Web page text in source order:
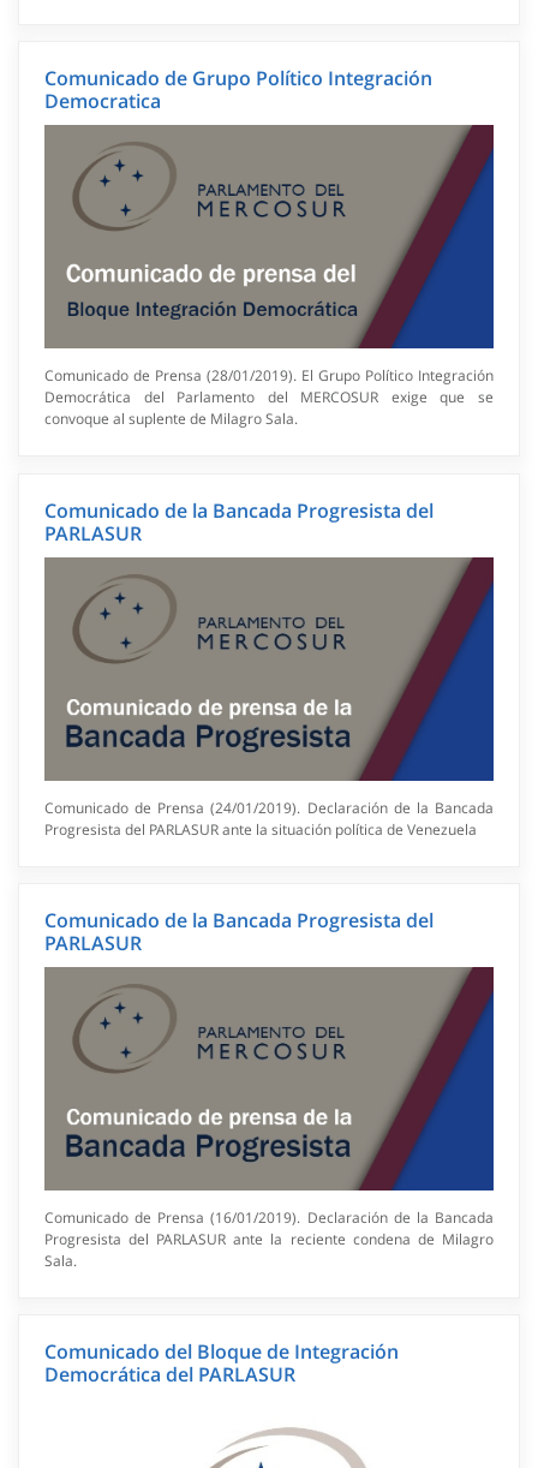
Comunicado de Grupo Político Integración
Democratica
Comunicado de Prensa (28/01/2019). El Grupo Político Integración
Democrática del Parlamento del MERCOSUR exige que se
convoque al suplente de Milagro Sala.
Comunicado de la Bancada Progresista del
PARLASUR
Comunicado de Prensa (24/01/2019). Declaración de la Bancada
Progresista del PARLASUR ante la situación política de Venezuela
Comunicado de la Bancada Progresista del
PARLASUR
Comunicado de Prensa (16/01/2019). Declaración de la Bancada
Progresista del PARLASUR ante la reciente condena de Milagro
Sala.
Comunicado del Bloque de Integración
Democrática del PARLASUR